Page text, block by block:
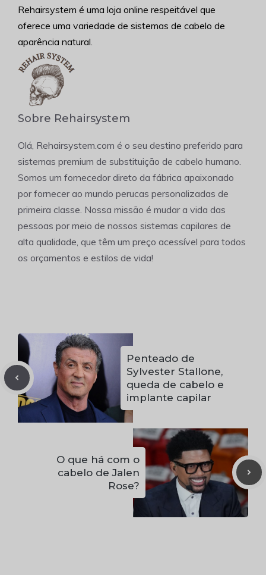
Rehairsystem é uma loja online respeitável que
oferece uma variedade de sistemas de cabelo de
aparência natural.
Sobre Rehairsystem
Olá, Rehairsystem.com é o seu destino preferido para
sistemas premium de substituição de cabelo humano.
Somos um fornecedor direto da fábrica apaixonado
por fornecer ao mundo perucas personalizadas de
primeira classe. Nossa missão é mudar a vida das
pessoas por meio de nossos sistemas capilares de
alta qualidade, que têm um preço acessível para todos
os orçamentos e estilos de vida!
Penteado de
Sylvester Stallone,
queda de cabelo e
implante capilar
O que há com o
cabelo de Jalen
Rose?